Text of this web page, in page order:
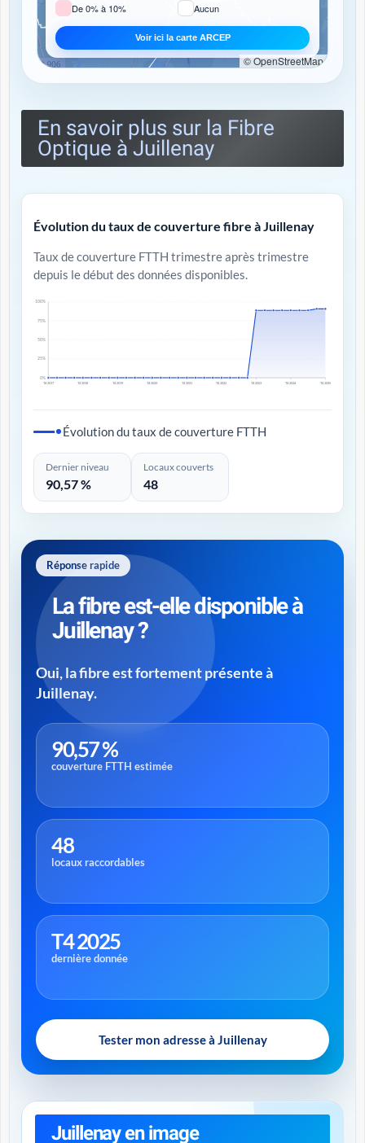
De 0% à 10%
Aucun
Voir ici la carte ARCEP
© OpenStreetMap
En savoir plus sur la Fibre
Optique à Juillenay
Évolution du taux de couverture fibre à Juillenay
Taux de couverture FTTH trimestre après trimestre
depuis le début des données disponibles.
0%
25%
50%
75%
100%
T4 2017 T4 2018 T4 2019 T4 2020 T4 2021 T4 2022 T4 2023 T4 2024 T4 2025
Évolution du taux de couverture FTTH
Dernier niveau
90,57 %
Locaux couverts
48
Réponse rapide
La fibre est-elle disponible à
Juillenay ?
Oui, la fibre est fortement présente à
Juillenay.
90,57 %
couverture FTTH estimée
48
locaux raccordables
T4 2025
dernière donnée
Tester mon adresse à Juillenay
Juillenay en image